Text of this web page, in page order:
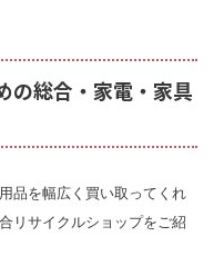
の総合・家電・家具
品を幅広く買い取ってくれ
リサイクルショップをご紹